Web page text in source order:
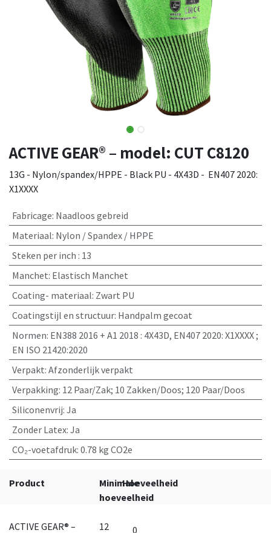
ACTIVE GEAR® – model: CUT C8120
13G - Nylon/spandex/HPPE - Black PU - 4X43D - EN407 2020:
X1XXXX
Fabricage: Naadloos gebreid
Materiaal: Nylon / Spandex / HPPE
Steken per inch : 13
Manchet: Elastisch Manchet
Coating- materiaal: Zwart PU
Coatingstijl en structuur: Handpalm gecoat
Normen: EN388 2016 + A1 2018 : 4X43D, EN407 2020: X1XXXX ;
EN ISO 21420:2020
Verpakt: Afzonderlijk verpakt
Verpakking: 12 Paar/Zak; 10 Zakken/Doos; 120 Paar/Doos
Siliconenvrij: Ja
Zonder Latex: Ja
CO₂-voetafdruk: 0.78 kg CO2e
Product
Minimale
hoeveelheid
Hoeveelheid
ACTIVE GEAR® –
12